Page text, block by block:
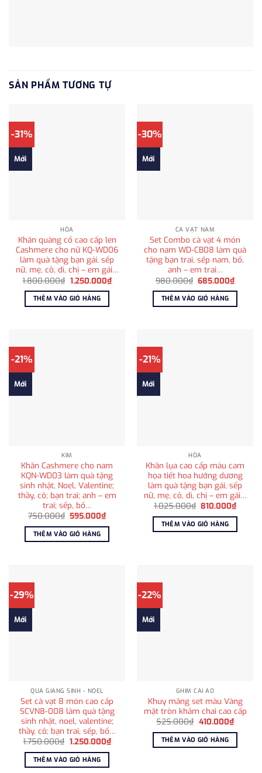
SẢN PHẨM TƯƠNG TỰ
-31%
Mới
HỎA
Khăn quàng cổ cao cấp len
Cashmere cho nữ KQ-WD06
làm quà tặng bạn gái, sếp
nữ, mẹ, cô, dì, chị – em gái…
1.800.000₫ Giá
là:
1.800.000₫.
1.250.000₫Giá
hiện
1.250.000₫.
THÊM VÀO GIỎ HÀNG
-30%
Mới
CÀ VẠT NAM
Set Combo cà vạt 4 món
cho nam WD-CB08 làm quà
tặng bạn trai, sếp nam, bố,
anh – em trai…
980.000₫ Giá
là:
980.000₫.
685.000₫Giá
hiện
tại
THÊM VÀO GIỎ HÀNG
-21%
Mới
KIM
Khăn Cashmere cho nam
KQN-WD03 làm quà tặng
sinh nhật, Noel, Valentine;
thầy, cô; bạn trai; anh – em
trai; sếp, bố…
750.000₫ Giá
là:
750.000₫.
595.000₫Giá
hiện
tại
595.000₫.
THÊM VÀO GIỎ HÀNG
-21%
Mới
HỎA
Khăn lụa cao cấp màu cam
họa tiết hoa hướng dương
làm quà tặng bạn gái, sếp
nữ, mẹ, cô, dì, chị – em gái…
1.025.000₫ Giá
là:
1.025.000₫.
810.000₫Giá
hiện
tại
THÊM VÀO GIỎ HÀNG
-29%
Mới
QUÀ GIÁNG SINH - NOEL
Set cà vạt 8 món cao cấp
SCVN8-008 làm quà tặng
sinh nhật, noel, valentine;
thầy, cô; bạn trai, sếp, bố…
1.750.000₫ Giá
là:
1.750.000₫.
1.250.000₫Giá
hiện
THÊM VÀO GIỎ HÀNG
-22%
Mới
GHIM CÀI ÁO
Khuy măng set màu Vàng
mặt tròn khảm chai cao cấp
525.000₫ Giá
là:
525.000₫.
410.000₫Giá
hiện
tại
THÊM VÀO GIỎ HÀNG